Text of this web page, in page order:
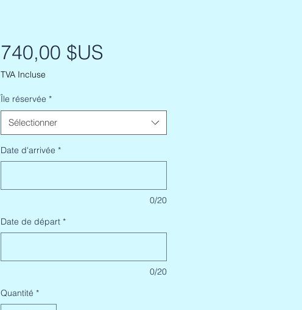
740,00 $US
TVA Incluse
Île réservée *
Sélectionner
Date d'arrivée *
0/20
Date de départ *
0/20
Quantité *